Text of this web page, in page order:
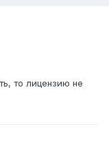
то лицензию не